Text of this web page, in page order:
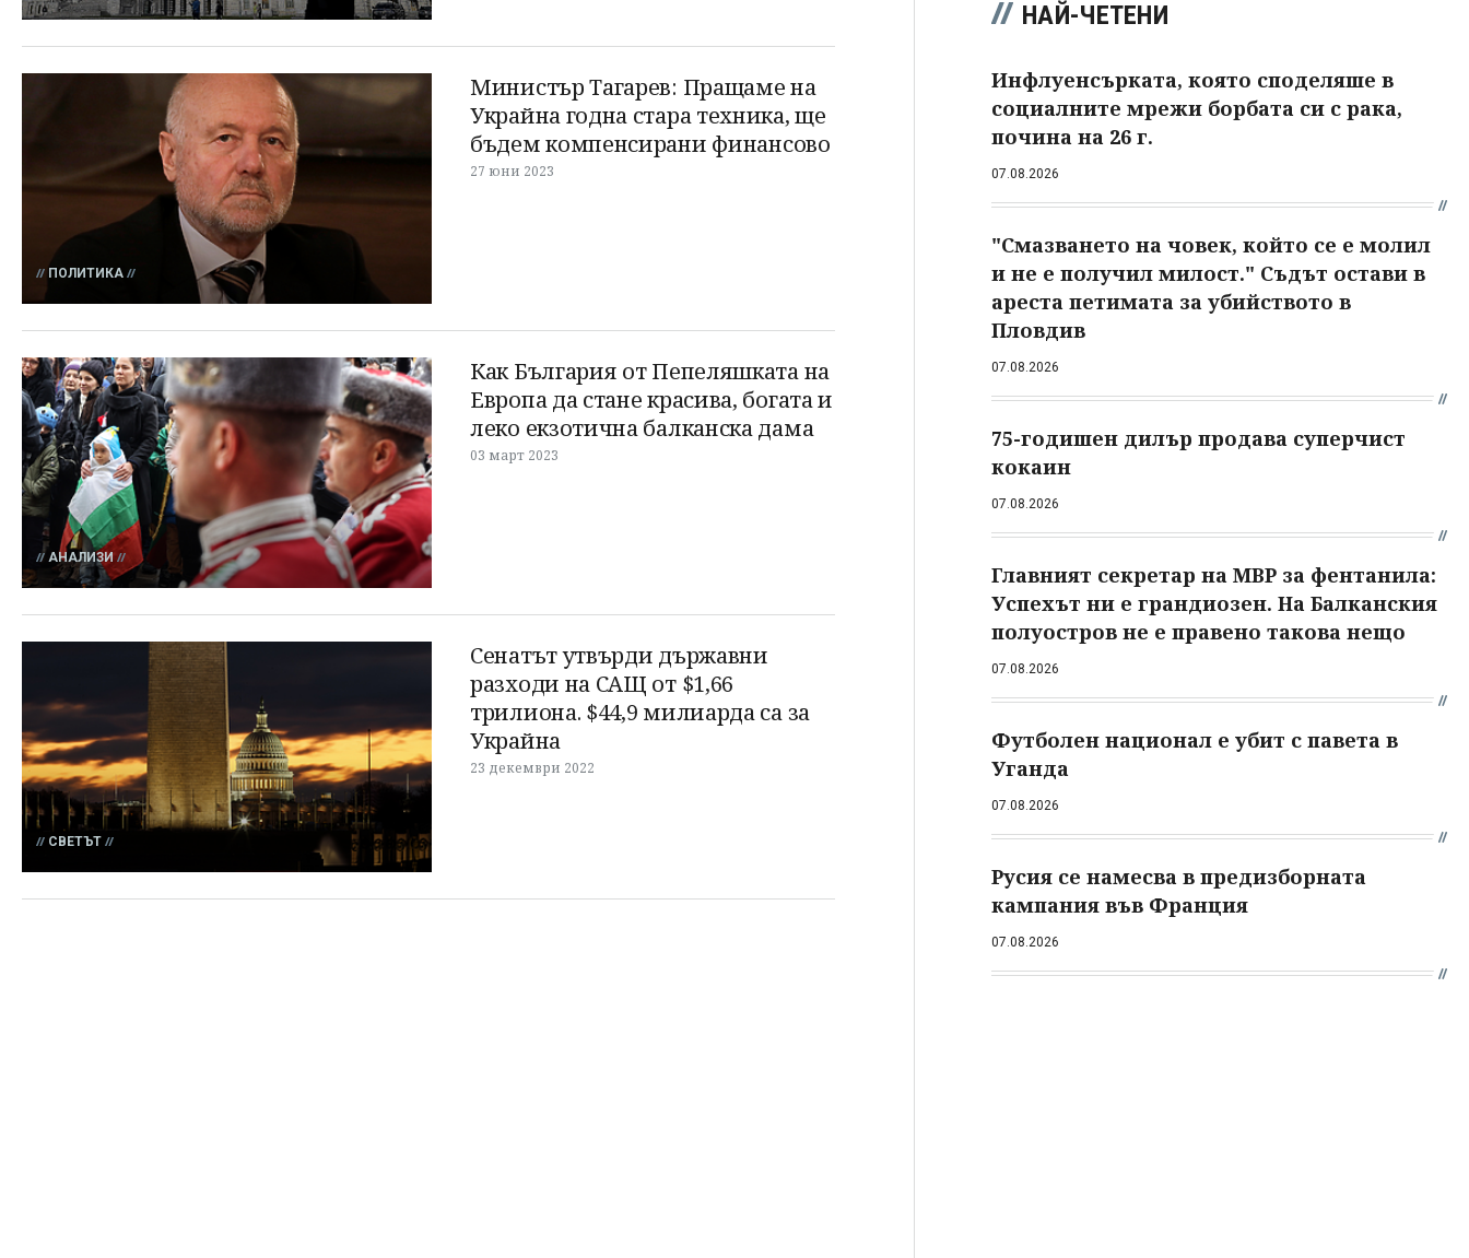
ПОЛИТИКА
Министър Тагарев: Пращаме на
Украйна годна стара техника, ще
бъдем компенсирани финансово
27 юни 2023
АНАЛИЗИ
Как България от Пепеляшката на
Европа да стане красива, богата и
леко екзотична балканска дама
03 март 2023
СВЕТЪТ
Сенатът утвърди държавни
разходи на САЩ от $1,66
трилиона. $44,9 милиарда са за
Украйна
23 декември 2022
НАЙ-ЧЕТЕНИ
Инфлуенсърката, която споделяше в
социалните мрежи борбата си с рака,
почина на 26 г.
07.08.2026
"Смазването на човек, който се е молил
и не е получил милост." Съдът остави в
ареста петимата за убийството в
Пловдив
07.08.2026
75-годишен дилър продава суперчист
кокаин
07.08.2026
Главният секретар на МВР за фентанила:
Успехът ни е грандиозен. На Балканския
полуостров не е правено такова нещо
07.08.2026
Футболен национал е убит с павета в
Уганда
07.08.2026
Русия се намесва в предизборната
кампания във Франция
07.08.2026